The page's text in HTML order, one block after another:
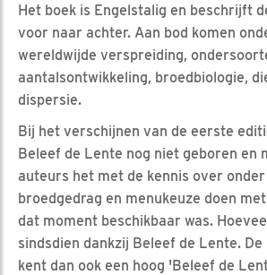
Het boek is Engelstalig en beschrijft
voor naar achter. Aan bod komen
wereldwijde verspreiding,
aantalsontwikkeling, broedbiologie,
dispersie.
Bij het verschijnen van de eerste
Beleef de Lente nog niet geboren en
auteurs het met de kennis over
broedgedrag en menukeuze doen
dat moment beschikbaar was.
sindsdien dankzij Beleef de Lente.
kent dan ook een hoog 'Beleef de